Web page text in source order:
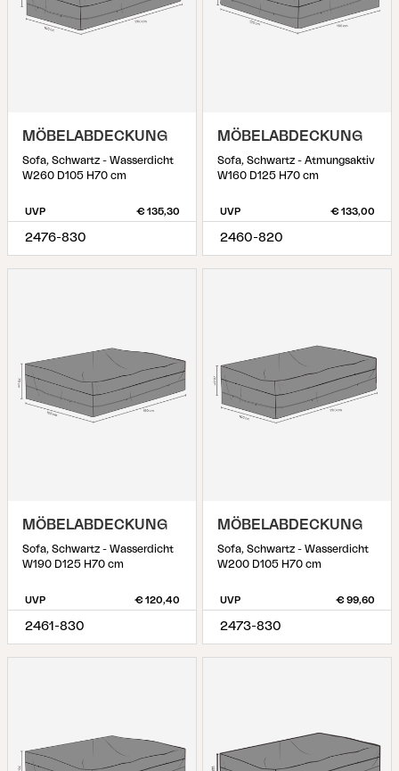
MÖBELABDECKUNG
Sofa, Schwartz - Wasserdicht
W260 D105 H70 cm
UVP € 135,30
2476-830
MÖBELABDECKUNG
Sofa, Schwartz - Atmungsaktiv
W160 D125 H70 cm
UVP € 133,00
2460-820
MÖBELABDECKUNG
Sofa, Schwartz - Wasserdicht
W190 D125 H70 cm
UVP € 120,40
2461-830
MÖBELABDECKUNG
Sofa, Schwartz - Wasserdicht
W200 D105 H70 cm
UVP € 99,60
2473-830